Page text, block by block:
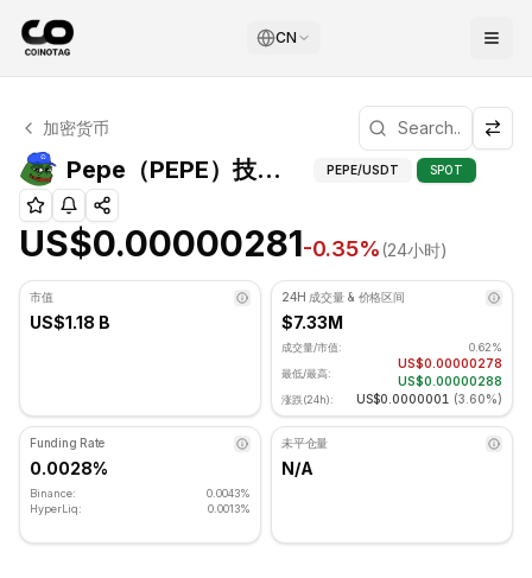
CN
Pepe 技术分析
Pepe 目前交易价格为 US$0.00000281. RSI 指标为
加密货币
Pepe（PEPE）技术指标 Pepe（PEPE）技
PEPE/USDT SPOT
US$0.00000281-0.35%(24小时)
市值
US$1.18 B
24H 成交量 & 价格区间
$7.33M
成交量/市值:
0.62%
最低/最高:
US$0.00000278
US$0.00000288
涨跌(24h): US$0.0000001 (3.60%)
Funding Rate
0.0028%
Binance:
0.0043%
HyperLiq:
0.0013%
未平仓量
N/A